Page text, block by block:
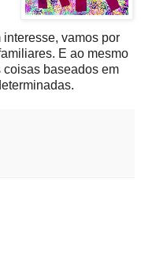
vamos por
E ao mesmo
coisas baseados em